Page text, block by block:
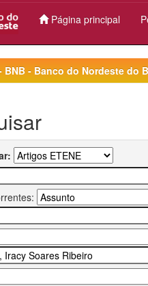
Página principal
BNB - Banco do Nordeste do